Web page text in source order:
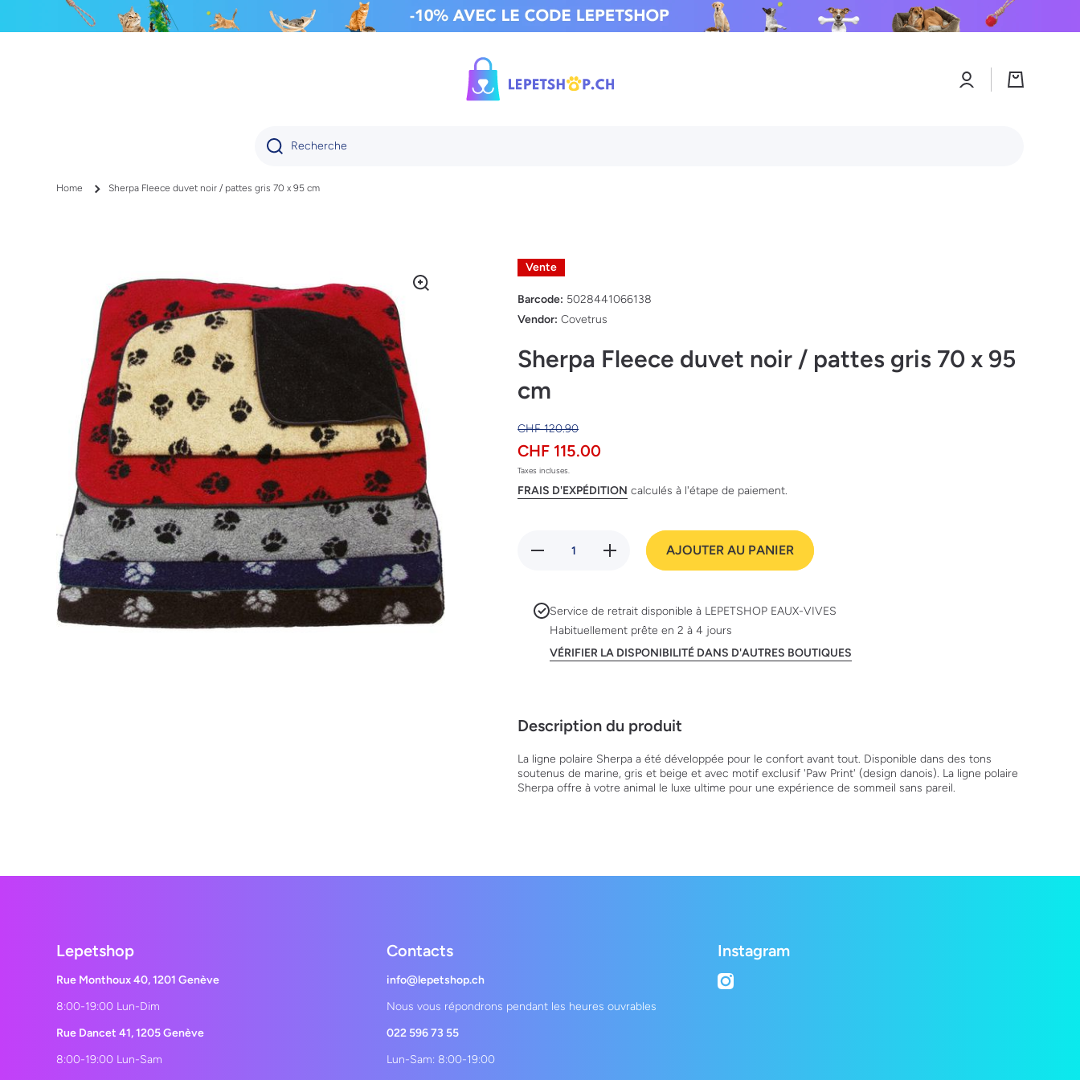
IGNORER ET PASSER AU CONTENU
ConnexionPanier
Recherche
Home Sherpa Fleece duvet noir / pattes gris 70 x 95 cm
Vente
Barcode: 5028441066138
Vendor: Covetrus
Sherpa Fleece duvet noir / pattes gris 70 x 95
cm
CHF 120.90
CHF 115.00
Taxes incluses.
FRAIS D'EXPÉDITION calculés à l'étape de paiement.
Réduire
Fleece
duvet
noir /
pattes
gris 70
Augmenter
la quantité
/ pattes
95 cm
AJOUTER AU PANIER
Service de retrait disponible à LEPETSHOP EAUX-VIVES
Habituellement prête en 2 à 4 jours
VÉRIFIER LA DISPONIBILITÉ DANS D'AUTRES BOUTIQUES
Description du produit
La ligne polaire Sherpa a été développée pour le confort avant tout. Disponible dans des tons
soutenus de marine, gris et beige et avec motif exclusif 'Paw Print' (design danois). La ligne polaire
Sherpa offre à votre animal le luxe ultime pour une expérience de sommeil sans pareil.
Lepetshop
Rue Monthoux 40, 1201 Genève
8:00-19:00 Lun-Dim
Rue Dancet 41, 1205 Genève
8:00-19:00 Lun-Sam
Contacts
info@lepetshop.ch
Nous vous répondrons pendant les heures ouvrables
022 596 73 55
Lun-Sam: 8:00-19:00
Instagram
instagramcom/lepetshopch/